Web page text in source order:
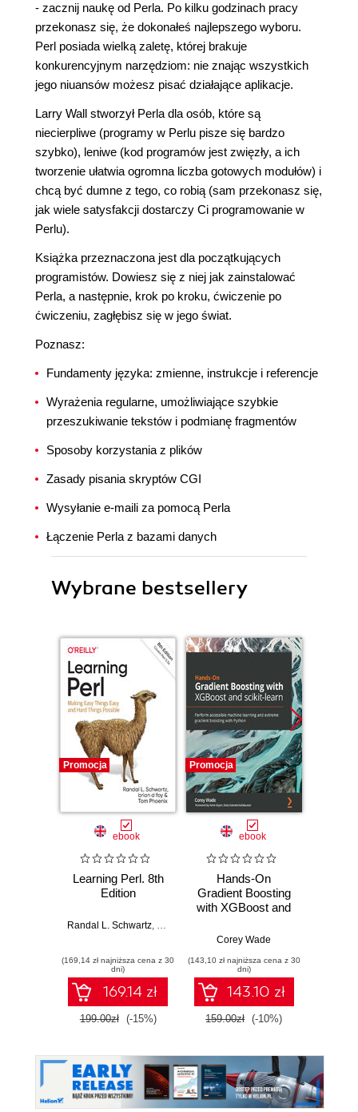
- zacznij naukę od Perla. Po kilku godzinach pracy
przekonasz się, że dokonałeś najlepszego wyboru.
Perl posiada wielką zaletę, której brakuje
konkurencyjnym narzędziom: nie znając wszystkich
jego niuansów możesz pisać działające aplikacje.
Larry Wall stworzył Perla dla osób, które są
niecierpliwe (programy w Perlu pisze się bardzo
szybko), leniwe (kod programów jest zwięzły, a ich
tworzenie ułatwia ogromna liczba gotowych modułów) i
chcą być dumne z tego, co robią (sam przekonasz się,
jak wiele satysfakcji dostarczy Ci programowanie w
Perlu).
Książka przeznaczona jest dla początkujących
programistów. Dowiesz się z niej jak zainstalować
Perla, a następnie, krok po kroku, ćwiczenie po
ćwiczeniu, zagłębisz się w jego świat.
Poznasz:
Fundamenty języka: zmienne, instrukcje i referencje
Wyrażenia regularne, umożliwiające szybkie
przeszukiwanie tekstów i podmianę fragmentów
Sposoby korzystania z plików
Zasady pisania skryptów CGI
Wysyłanie e-maili za pomocą Perla
Łączenie Perla z bazami danych
Wybrane bestsellery
Promocja
ebook
Learning Perl. 8th
Edition
Randal L. Schwartz, brian d foy
(169,14 zł najniższa cena z 30
dni)
169.14 zł
199.00zł (-15%)
Promocja
ebook
Hands-On
Gradient Boosting
with XGBoost and
Perform accessible
and extreme
gradient boosting
with Python
Corey Wade
(143,10 zł najniższa cena z 30
dni)
143.10 zł
159.00zł (-10%)